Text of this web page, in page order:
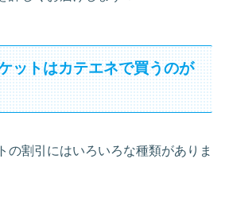
ットはカテエネで買うのが
の割引にはいろいろな種類がありま